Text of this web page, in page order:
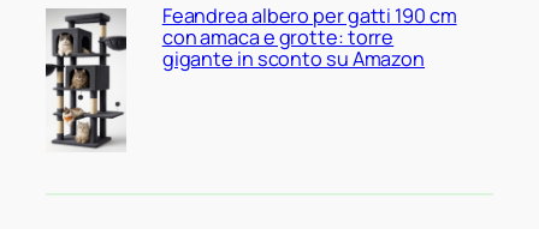
Feandrea albero per gatti 190 cm
con amaca e grotte: torre
gigante in sconto su Amazon